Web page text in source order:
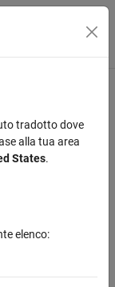
tradotto dove
alla tua area
States.
elenco: